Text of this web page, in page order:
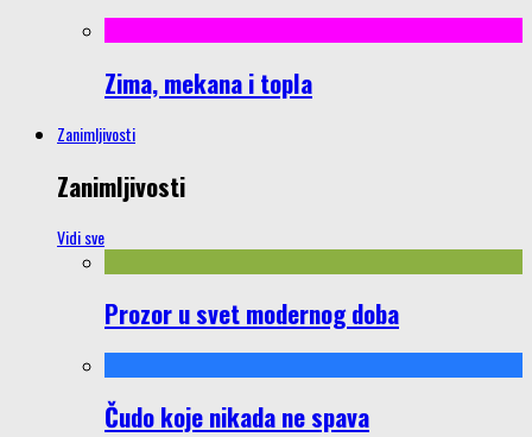
Zima, mekana i topla
Zanimljivosti
Zanimljivosti
Vidi sve
Prozor u svet modernog doba
Čudo koje nikada ne spava